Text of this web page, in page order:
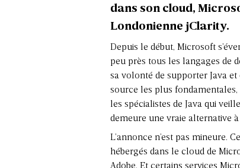
dans son cloud,
Londonienne jClarity.
Depuis le début, Microsoft
peu près tous les langages de
sa volonté de supporter Java
source les plus fondamentales,
les spécialistes de Java qui
demeure une vraie alternative à
L’annonce n’est pas mineure.
hébergés dans le cloud de